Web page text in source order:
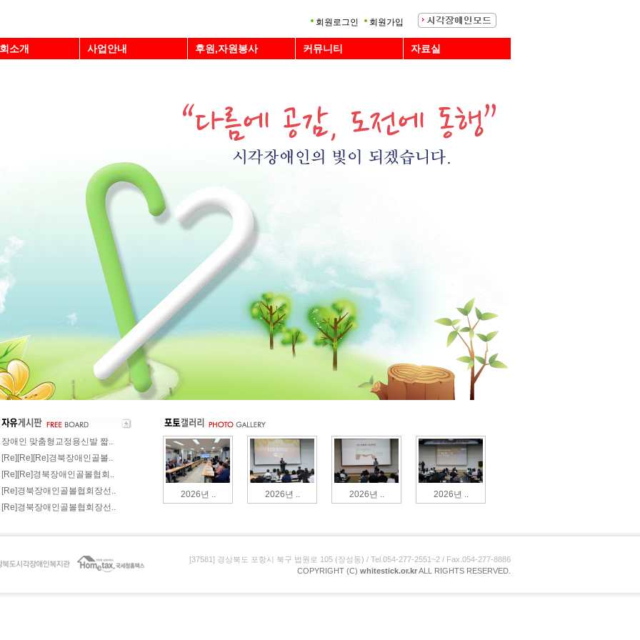
회원로그인 회원가입
소개 사업안내 후원,자원봉사 커뮤니티 자료실
장애인 맞춤형교정용신발 짧..
[Re][Re][Re]경북장애인골볼..
[Re][Re]경북장애인골볼협회..
[Re]경북장애인골볼협회장선..
[Re]경북장애인골볼협회장선..
2026년 .. 2026년 .. 2026년 .. 2026년 ..
[37581] 경상북도 포항시 북구 법원로 105 (장성동) / Tel.054-277-2551~2 / Fax.054-277-8886
COPYRIGHT (C) whitestick.or.krALL RIGHTS RESERVED.